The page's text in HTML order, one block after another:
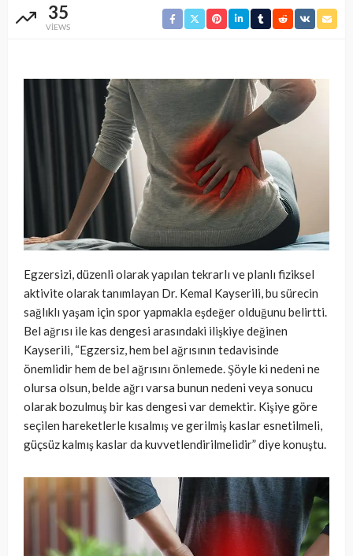
35
VIEWS
Egzersizi, düzenli olarak yapılan tekrarlı ve planlı fiziksel
aktivite olarak tanımlayan Dr. Kemal Kayserili, bu sürecin
sağlıklı yaşam için spor yapmakla eşdeğer olduğunu belirtti.
Bel ağrısı ile kas dengesi arasındaki ilişkiye değinen
Kayserili, “Egzersiz, hem bel ağrısının tedavisinde
önemlidir hem de bel ağrısını önlemede. Şöyle ki nedeni ne
olursa olsun, belde ağrı varsa bunun nedeni veya sonucu
olarak bozulmuş bir kas dengesi var demektir. Kişiye göre
seçilen hareketlerle kısalmış ve gerilmiş kaslar esnetilmeli,
güçsüz kalmış kaslar da kuvvetlendirilmelidir” diye konuştu.